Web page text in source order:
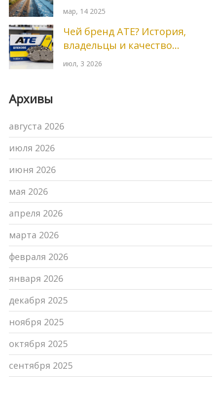
мар, 14 2025
Чей бренд ATE? История,
владельцы и качество
тормозных колодок
июл, 3 2026
Архивы
августа 2026
июля 2026
июня 2026
мая 2026
апреля 2026
марта 2026
февраля 2026
января 2026
декабря 2025
ноября 2025
октября 2025
сентября 2025